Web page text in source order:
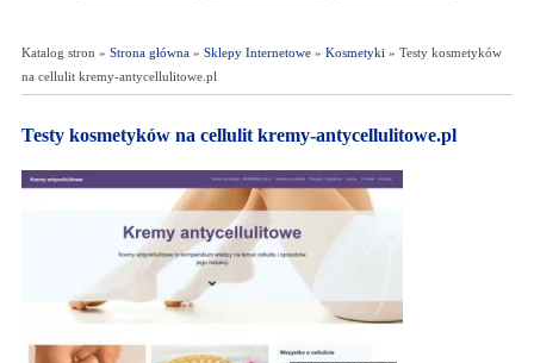
Katalog stron » Strona główna» Sklepy Internetowe» Kosmetyki » Testy kosmetyków
na cellulit kremy-antycellulitowe.pl
Testy kosmetyków na cellulit kremy-antycellulitowe.pl